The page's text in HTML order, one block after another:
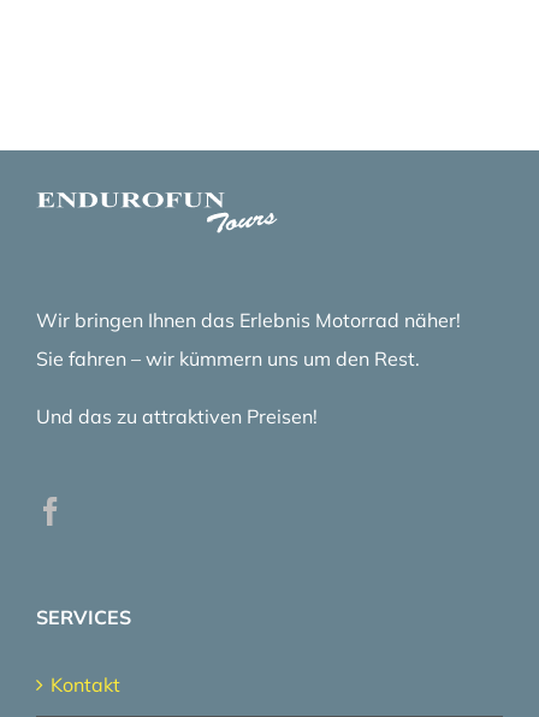
Wir bringen Ihnen das Erlebnis Motorrad näher!
Sie fahren – wir kümmern uns um den Rest.
Und das zu attraktiven Preisen!
SERVICES
Kontakt